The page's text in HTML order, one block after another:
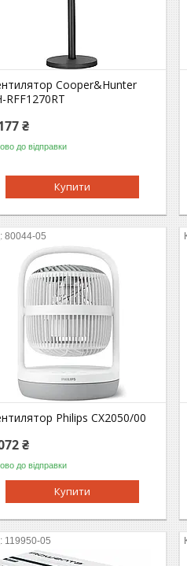
Cooper&Hunter
RFF1270RT
₴
до відправки
Купити
80044-05
Philips CX2050/00
₴
до відправки
Купити
119950-05